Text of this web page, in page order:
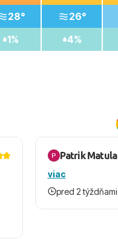
28°
1%
26°
4%
Patrik Matula
viac
pred 2 týždňami